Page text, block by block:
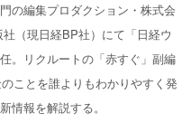
の編集プロダクション・株式会
（現日経BP社）にて「日経ウ
。リクルートの「赤すぐ」副編
ことを誰よりもわかりやすく発
情報を解説する。